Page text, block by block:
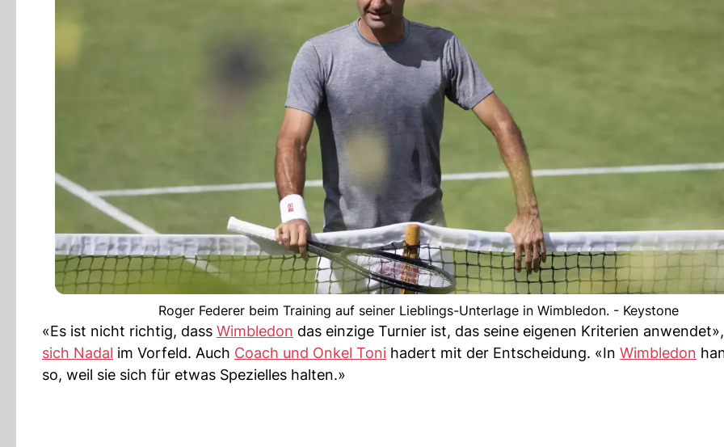
Roger Federer beim Training auf seiner Lieblings-Unterlage in Wimbledon. - Keystone
«Es ist nicht richtig, dass Wimbledon das einzige Turnier ist, das seine eigenen Kriterien
sich Nadal im Vorfeld. Auch Coach und Onkel Toni hadert mit der Entscheidung. «In Wimbledon
so, weil sie sich für etwas Spezielles halten.»